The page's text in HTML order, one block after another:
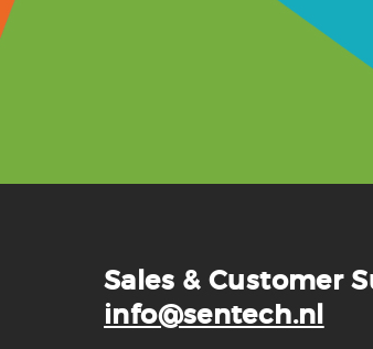
Sales & Customer
info@sentech.nl